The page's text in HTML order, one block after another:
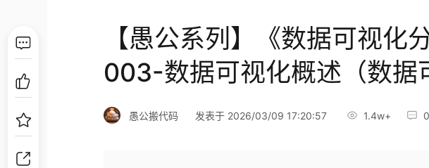
【愚公系列】《数据可视化
003-数据可视化概述（数据
愚公搬代码 发表于 2026/03/09 17:20:57 1.4w+ 0